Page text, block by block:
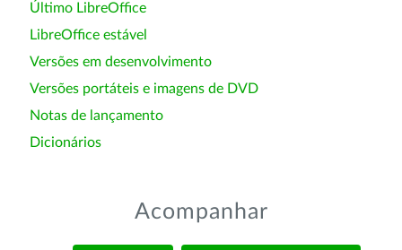
Último LibreOffice
LibreOffice estável
Versões em desenvolvimento
Versões portáteis e imagens de DVD
Notas de lançamento
Dicionários
Acompanhar